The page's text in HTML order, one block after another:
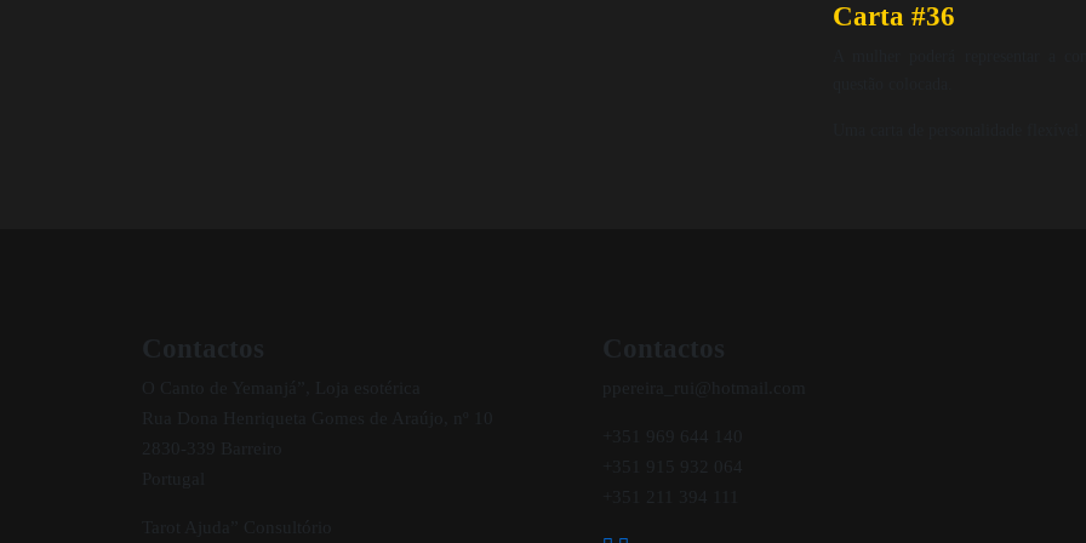
Carta #36